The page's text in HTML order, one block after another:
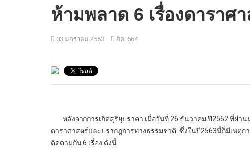
ห้ามพลาด 6 เรื่องดาราศ
03 มกราคม 2563 ฮิต: 664
หลังจากการเกิดสุริยุปราคา เมื่อวันที่ 26 ธันวาคม ปี2562 ที่ผ่า
ดาราศาสตร์และปรากฎการทางธรรมชาติ ซึ่งในปี2563นี้ก็มีเหตุ
ติดตามกัน 6 เรื่อง ดังนี้